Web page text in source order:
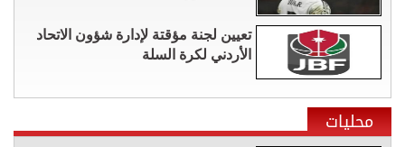
تعيين لجنة مؤقتة لإدارة شؤون الاتحاد
الأردني لكرة السلة
محليات